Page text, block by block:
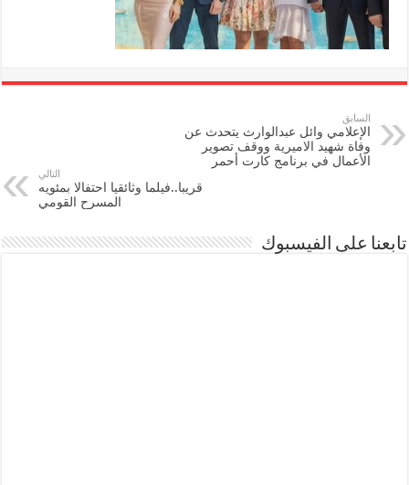
السابق
الإعلامي وائل عبدالوارث يتحدث عن
وفاة شهيد الاميرية ووقف تصوير
الأعمال في برنامج كارت أحمر
التالي
قريبا..فيلما وثائقيا احتفالا بمئويه
المسرح القومي
تابعنا على الفيسبوك